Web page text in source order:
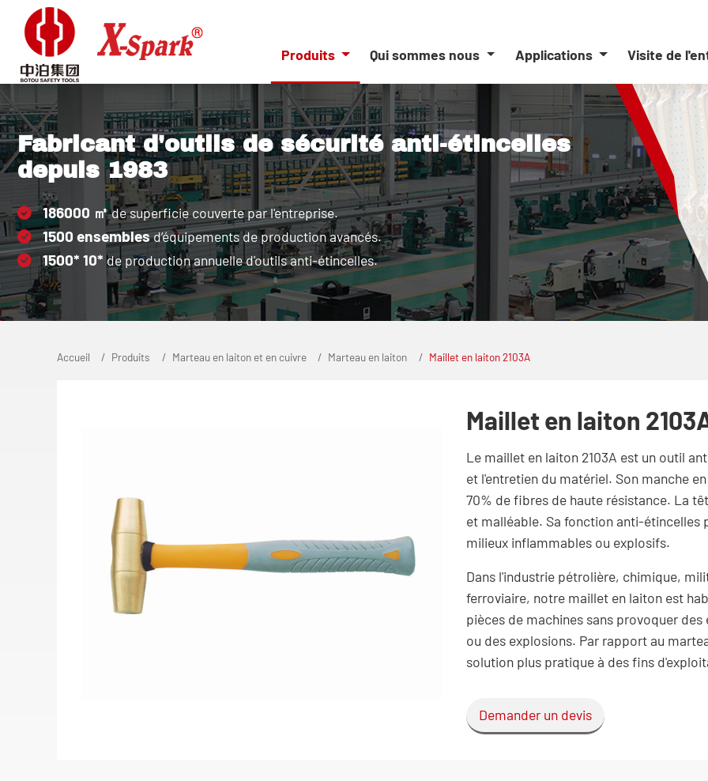
Produits Qui sommes nous Applications Visite de
Fabricant d'outils de sécurité anti-étincelles
depuis 1983
186000 ㎡de superficie couverte par l'entreprise.
1500 ensemblesd’équipements de production avancés.
1500* 10* de production annuelle d'outils anti-étincelles.
Accueil Produits Marteau en laiton et en cuivre Marteau en laiton Maillet en laiton 2103A
Maillet en laiton
Le maillet en laiton 2103A est un outil
et l'entretien du matériel. Son manche
70% de fibres de haute résistance. La
et malléable. Sa fonction anti-étincelles
milieux inflammables ou explosifs.
Dans l'industrie pétrolière, chimique,
ferroviaire, notre maillet en laiton est
pièces de machines sans provoquer
ou des explosions. Par rapport au
solution plus pratique à des fins
Demander un devis